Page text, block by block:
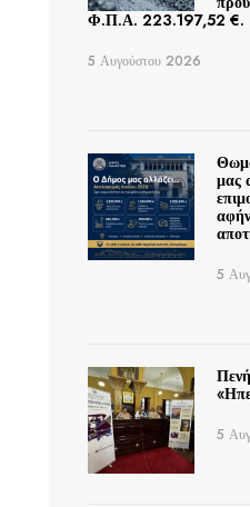
Φ.Π.Α. 223.197,52 €.
5 Αυγούστου 2026
μας
5
5